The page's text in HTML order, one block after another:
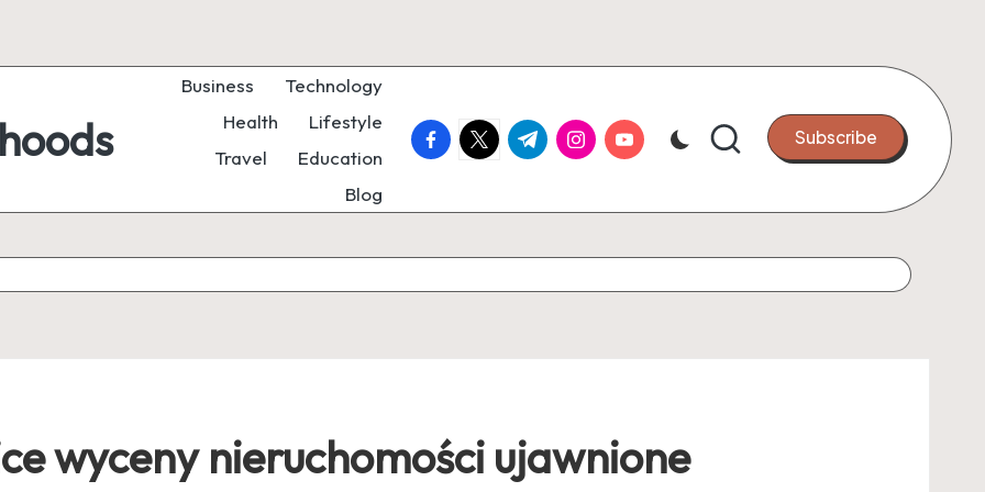
Business
Technology
Health
Lifestyle
Travel
Education
Blog
facebook.com
twitter.com
t.me instagram.com
youtube.com Subscribe
wyceny nieruchomości ujawnione